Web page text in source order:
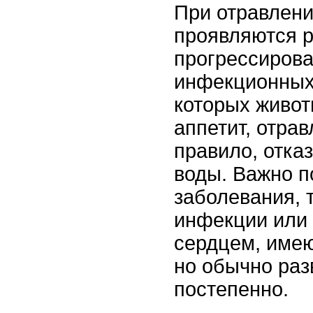
При
проявляются
которых
аппетит,
правило,
воды. Важно
заболевания,
инфекции
сердцем,
но обычно
постепенно.